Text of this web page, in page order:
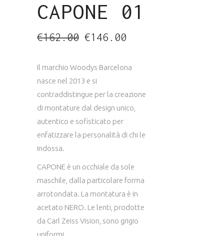
CAPONE 01
€162.00
Il
prezzo
€162.00.
€146.00
€146.00.
Il marchio Woodys Barcelona
nasce nel 2013 e si
contraddistingue per la creazione
di montature dal design unico,
autentico e sofisticato per
enfatizzare la personalità di chi le
indossa.
CAPONE è un occhiale da sole
maschile, dalla particolare forma
arrotondata. La montatura è in
acetato NERO. Le lenti, prodotte
da Carl Zeiss Vision, sono grigio
uniformi.